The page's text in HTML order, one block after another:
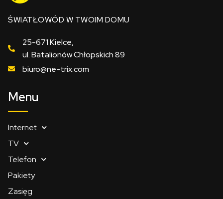
ŚWIATŁOWÓD W TWOIM DOMU
25-671 Kielce,
ul. Batalionów Chłopskich 89
biuro@ne-trix.com
Menu
Internet
TV
Telefon
Pakiety
Zasięg